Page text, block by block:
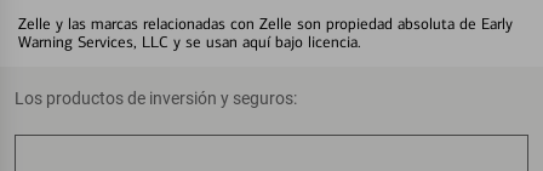
Zelle y las marcas relacionadas con Zelle son propiedad absoluta de Early
Warning Services, LLC y se usan aquí bajo licencia.
Los productos de inversión y seguros: